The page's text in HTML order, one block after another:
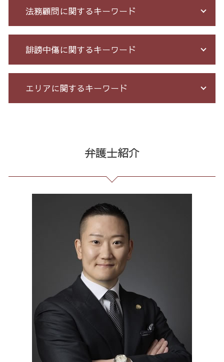
投資 詐欺
詐欺 サクラ
詐欺 被害者 返金
オレオレ 詐欺 警察
詐欺 悪質
マルチ商法 ネズミ講 違い
詐欺 民事
振り込め 詐欺 警察
不正請求 とは
クレジット カード 詐欺
お金 を 騙し 取 られ たら
個人再生 債務整理 メリット
破産 免責
自己破産 個人再生 デメリット
特定調停 とは
借金 債務整理 メリット
小規模 個人再生 デメリット
給与所得者 再生
債務整理 和解 成立
過払い 利息
借金 債務整理 ブラックリスト
借金 督促状
借金 過払い金 期間
特定調停 条件
法務顧問に関するキーワード
残業 未払い 請求
臨床法務 とは
戦略法務 とは
長 時間 労働 問題
不当解雇 とは
顧問 弁護士 メリット
労務 トラブル
セクハラ 相談 解決
残業代 未払い
企業 法務 部
予防法務 とは
セクハラ パワハラ
契約 書 リーガル チェック
不当解雇 労基
誹謗中傷に関するキーワード
誹謗中傷 罪
誹謗中傷 削除
情報開示請求 費用
誹謗中傷 どこから
爆サイ 誹謗中傷
誹謗中傷 被害
誹謗中傷 SNS
誹謗中傷 特定
エリアに関するキーワード
消費者被害 23区 弁護士
債務整理 東京都 弁護士
架空請求 23区 弁護士
誹謗中傷 品川区
不当請求 全国 相談
マルチ商法 東京都 相談
任意整理 全国 弁護士
労働問題 23区 弁護士
不当請求 23区 弁護士
誹謗中傷 全国
マルチ商法 港区 相談
契約書作成 港区 弁護士
破産 問題 全国 弁護士
個人再生 全国 相談
架空請求 23区 相談
リーガルチェック 港区 弁護士
弁護士紹介